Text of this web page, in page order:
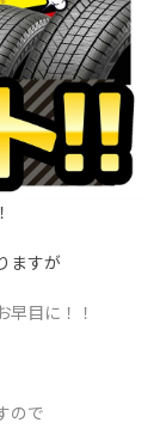
ますが
目に！！
ので